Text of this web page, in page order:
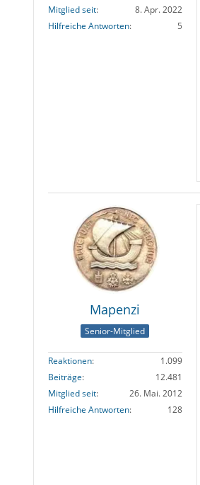
Mitglied seit
8. Apr. 2022
Hilfreiche Antworten
5
Mapenzi
Senior-Mitglied
Reaktionen
1.099
Beiträge
12.481
Mitglied seit
26. Mai. 2012
Hilfreiche Antworten
128